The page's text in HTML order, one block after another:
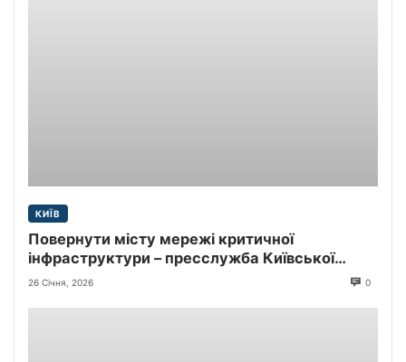
КИЇВ
Повернути місту мережі критичної
інфраструктури – пресслужба Київської
міської прокуратури
26 Січня, 2026 0